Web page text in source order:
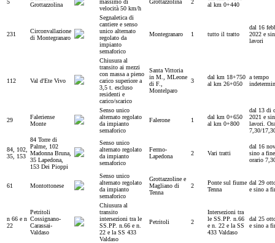
5
Grottazzolina
massimo di
velocità 50 km/h
Grottazzolina 2
al km 0+440
231
Circonvallazione
di Montegranaro
Segnaletica di
cantiere e senso
unico alternato
regolato da
impianto
semaforico
Montegranaro 1 tutto il tratto
dal 16
2022 e
lavori
112 Val d'Ete Vivo
Chiusura al
transito ai mezzi
con massa a pieno
carico superiore a
3,5 t. escluso
residenti e
carico/scarico
Santa Vittoria
in M., MLeone
di F.,
Montelparo
3
dal km 18+750
al km 26+050
a tempo
29
Faleriense
Monte
Senso unico
alternato regolato
da impianto
semaforico
Falerone 1
dal km 0+650
al km 0+800
dal 13 di
2021 e
lavori.
7,30/
84, 102,
35, 153
84 Torre di
Palme, 102
Madonna Bruna,
35 Lapedona,
153 Dei Pioppi
Senso unico
alternato regolato
da impianto
semaforico
Fermo-
Lapedona
2 Vari tratti
dal 16
sino a
orario
61 Montottonese
Senso unico
alternato regolato
da impianto
semaforico
Grottazzoline e
Magliano di
Tenna
2
Ponte sul fiume
Tenna
dal 29
e sino a
n 66 e n
22
Petritoli
Cossignano-
Carassai-
Valdaso
Chiusura al
transito
intersezioni tra le
SS.PP. n.66 e n.
22 e la SS 433
Valdaso
Petritoli 2
Intersezioni tra
le SS.PP. n.66
e n. 22 e la SS
433 Valdaso
dal 25
e sino a